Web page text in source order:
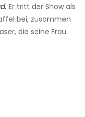
Er tritt der Show als
bei, zusammen
die seine Frau